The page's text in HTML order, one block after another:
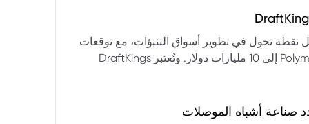
التوظيف، تضع المستثمرين في حالة صراع بين
القطاعات وتبادل الأنماط، مع تباعد آراء المستثمرين حول
من بيرنشتاين إلى أن كأس العالم 2026 قد تمثل نقطة تحول في تطوير أسواق التنبؤات، مع توقعات
بأن تصل حجم الرهانات الأمريكية في أسواق مثل Kalshi و Polymarket إلى 10 مليارات دولار. وتُعتبر DraftKings
باللغة الإسبانية، بالإضافة إلى توسعها في
صناعة أشباه الموصلات